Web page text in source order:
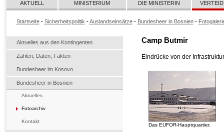
Aktuelles aus den Kontingenten
Zahlen, Daten, Fakten
Bundesheer im Kosovo
Bundesheer in Bosnien
Aktuelles
Fotoarchiv
Kontakt
AKTUELL MINISTERIUM DIE MINISTERIN
Startseite- Sicherheitspolitik -Auslandseinsätze- Bundesheer in Bosnien-
Camp Butmir
Eindrücke von der
Das EUFOR-Hauptquartier.